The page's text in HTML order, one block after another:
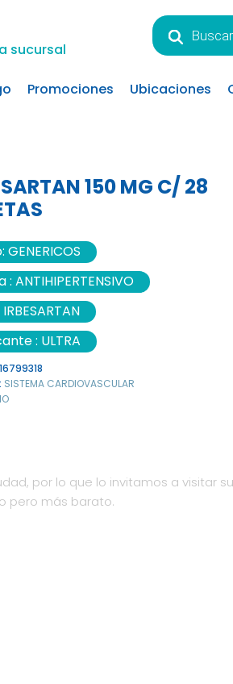
sucursal
Búsqueda
de
productos
Promociones Ubicaciones
150 MG C/ 28
GENERICOS
: ANTIHIPERTENSIVO
IRBESARTAN
: ULTRA
SISTEMA CARDIOVASCULAR
por lo que lo invitamos a visitar su
pero más barato.